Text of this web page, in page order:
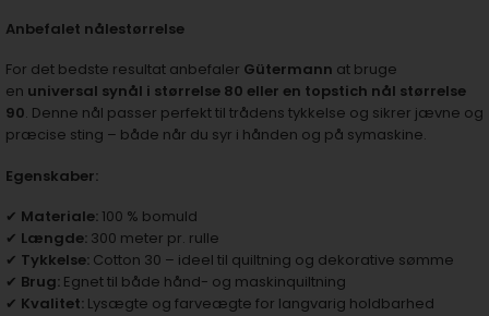
Anbefalet nålestørrelse
For det bedste resultat anbefaler Gütermann at bruge
en universal synål i størrelse 80 eller en topstich nål størrelse
90. Denne nål passer perfekt til trådens tykkelse og sikrer jævne og
præcise sting – både når du syr i hånden og på symaskine.
Egenskaber:
✔ Materiale: 100 % bomuld
✔ Længde: 300 meter pr. rulle
✔ Tykkelse: Cotton 30 – ideel til quiltning og dekorative sømme
✔ Brug: Egnet til både hånd- og maskinquiltning
✔ Kvalitet: Lysægte og farveægte for langvarig holdbarhed